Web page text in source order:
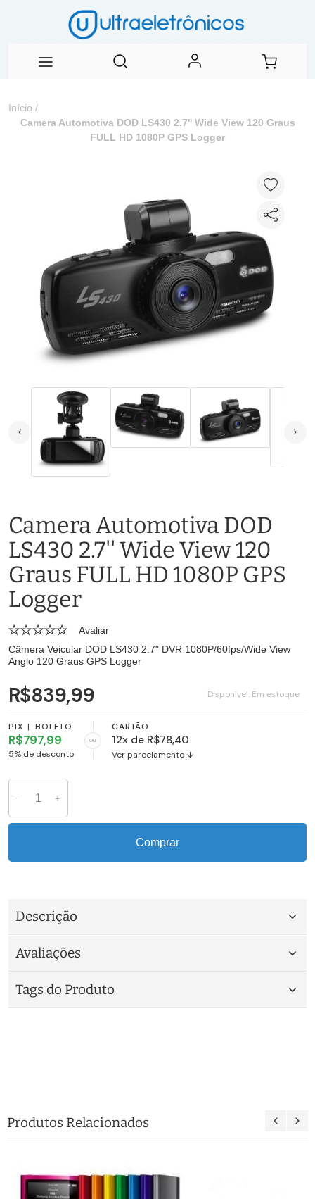
Início /
Camera Automotiva DOD LS430 2.7'' Wide View 120 Graus
FULL HD 1080P GPS Logger
Camera Automotiva DOD
LS430 2.7'' Wide View 120
Graus FULL HD 1080P GPS
Logger
Avaliar
Câmera Veicular DOD LS430 2.7" DVR 1080P/60fps/Wide View
Anglo 120 Graus GPS Logger
Disponível: Em estoque
R$839,99
PIX | BOLETO
R$797,99
5% de desconto
ou
CARTÃO
12x de R$78,40
Ver parcelamento ↓
Comprar
Descrição
Avaliações
Tags do Produto
Produtos Relacionados